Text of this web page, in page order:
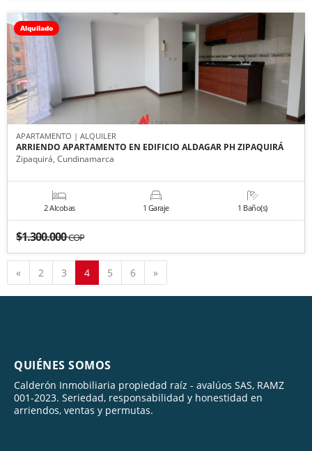
Alquilado
APARTAMENTO | ALQUILER
ARRIENDO APARTAMENTO EN EDIFICIO ALDAGAR PH ZIPAQUIRÁ
Zipaquirá, Cundinamarca
2 Alcobas 1 Garaje 1 Baño(s)
$1.300.000COP
« Anterior
2 3 4 5 6 »
QUIÉNES SOMOS
Calderón Inmobiliaria propiedad raíz - avalúos SAS, RAMZ
001-2023. Seriedad, responsabilidad y honestidad en
arriendos, ventas y permutas.